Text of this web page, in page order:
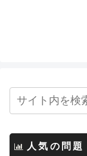
人気の問題